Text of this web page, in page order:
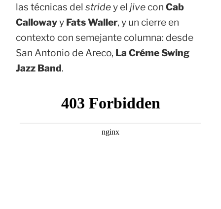
las técnicas del stridey el jive con Cab
Callowayy Fats Waller, y un cierre en
contexto con semejante columna: desde
San Antonio de Areco, La Créme Swing
Jazz Band.